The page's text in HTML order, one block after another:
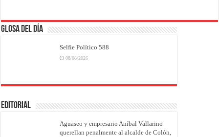
Glosa del Día
Selfie Político 588
08/08/2026
EDITORIAL
Aguaseo y empresario Aníbal Vallarino
querellan penalmente al alcalde de Colón,